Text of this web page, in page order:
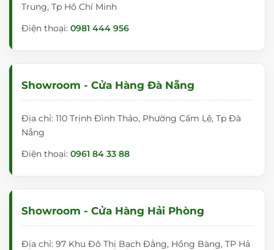
Trung, Tp Hồ Chí Minh
Điện thoại: 0981 444 956
Showroom - Cửa Hàng Đà Nẵng
Địa chỉ: 110 Trịnh Đình Thảo, Phường Cẩm Lệ, Tp Đà
Nẵng
Điện thoại: 0961 84 33 88
Showroom - Cửa Hàng Hải Phòng
Địa chỉ: 97 Khu Đô Thị Bạch Đằng, Hồng Bàng, TP Hả